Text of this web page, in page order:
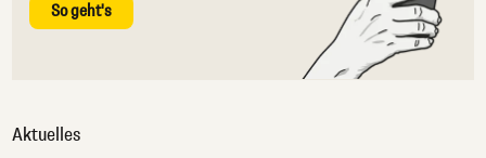
So geht's
Aktuelles